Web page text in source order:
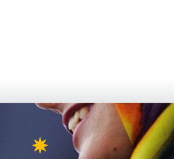
النمو والتطور أكثر فأكثر